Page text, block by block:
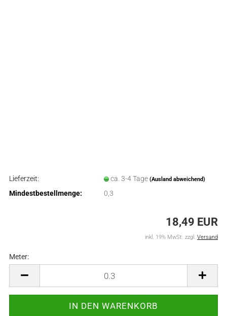
Lieferzeit: ca. 3-4 Tage (Ausland abweichend)
Mindestbestellmenge: 0,3
18,49 EUR
inkl. 19% MwSt. zzgl. Versand
Meter: